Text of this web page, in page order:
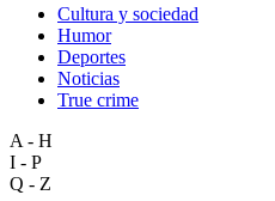
Cultura y sociedad
Humor
Deportes
Noticias
True crime
A - H
I - P
Q - Z